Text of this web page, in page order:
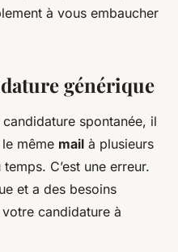
à vous embaucher
générique
spontanée, il
même mail à plusieurs
C’est une erreur.
et a des besoins
candidature à